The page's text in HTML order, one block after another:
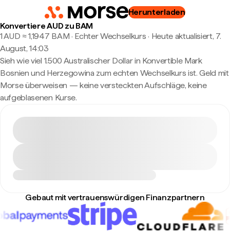
Herunterladen
Konvertiere AUD zu BAM
1 AUD ≈ 1,1947 BAM · Echter Wechselkurs · Heute aktualisiert, 7.
August, 14:03
Sieh wie viel 1.500 Australischer Dollar in Konvertible Mark
Bosnien und Herzegowina zum echten Wechselkurs ist. Geld mit
Morse überweisen — keine versteckten Aufschläge, keine
aufgeblasenen Kurse.
Gebaut mit vertrauenswürdigen Finanzpartnern